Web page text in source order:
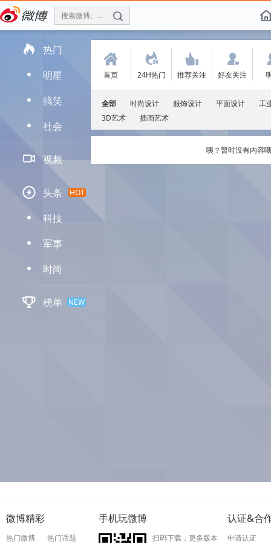
搜索微博、找人 f
 热门
D 明星
D 搞笑
D 社会
 视频
 头条 HOT
D 科技
D 军事
D 时尚
 榜单 NEW
(
首页
.
24H热门
'
推荐关注
:
好友关注
全部 时尚设计 服饰设计 平面设计
工
3D艺术
插画艺术
咦？暂时没有内容
微博精彩
热门微博 热门话题
手机玩微博
扫码下载，更多版本
认证&合
申请认证